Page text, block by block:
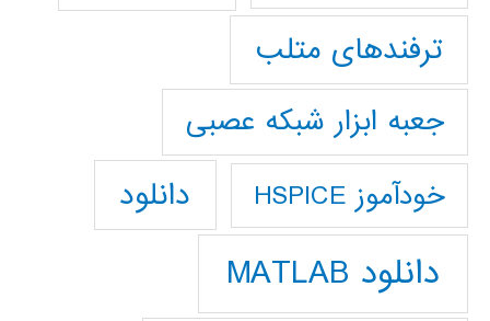
ترفندهای متلب
جعبه ابزار شبکه عصبی
خودآموز HSPICE دانلود
دانلود MATLAB